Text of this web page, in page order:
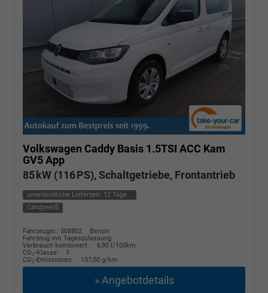
Volkswagen Caddy Basis 1.5TSI ACC Kam
GV5 App
85 kW (116 PS), Schaltgetriebe, Frontantrieb
unverbindliche Lieferzeit: 12 Tage
Candyweiß
Fahrzeugnr.: 508802
Benzin
Fahrzeug mit Tageszulassung
Verbrauch kombiniert:
6,90 l/100km
CO2-Klasse:
F
CO2-Emissionen: 157,00 g/km
» Angebotdetails